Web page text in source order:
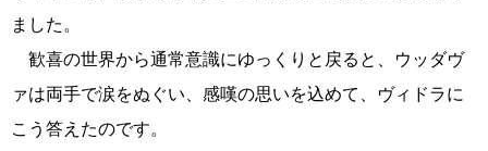
ました。
歓喜の世界から通常意識にゆっくりと戻ると、ウッダヴ
ァは両手で涙をぬぐい、感嘆の思いを込めて、ヴィドラに
こう答えたのです。